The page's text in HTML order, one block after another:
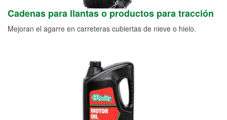
Cadenas para llantas o productos para tracción
Mejoran el agarre en carreteras cubiertas de nieve o hielo.